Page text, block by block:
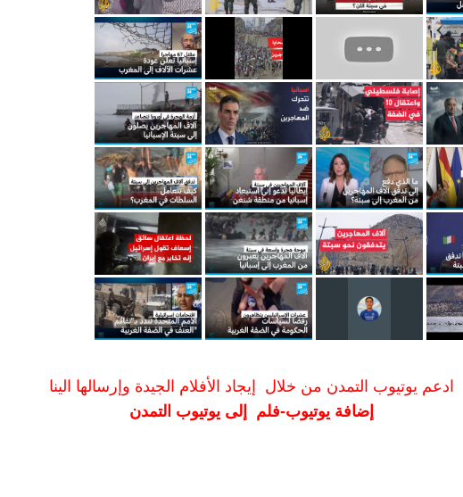
ادعم يوتيوب التمدن من خلال إيجاد الأفلام الجيدة وإرسالها الينا
إضافة يوتيوب-فلم إلى يوتيوب التمدن